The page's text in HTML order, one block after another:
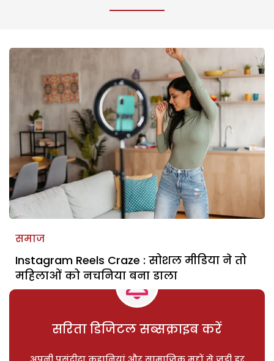
समाज
Instagram Reels Craze : सोशल मीडिया ने तो
महिलाओं को नचनिया बना डाला
सरिता डिजिटल सब्सक्राइब करें